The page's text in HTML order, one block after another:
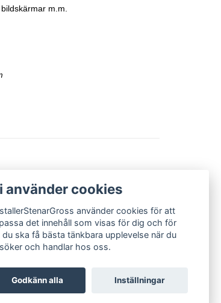
m.m.
använder cookies
använder cookies för att
det innehåll som visas för dig och för
du ska få bästa tänkbara upplevelse när du
och handlar hos oss.
Godkänn alla Inställningar